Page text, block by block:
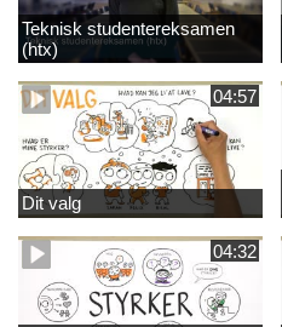
Teknisk studentereksamen
(htx)
04:57
Dit valg
04:32